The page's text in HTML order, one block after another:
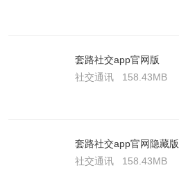
套路社交app官网版
社交通讯
158.43MB
套路社交app官网隐藏版
社交通讯
158.43MB